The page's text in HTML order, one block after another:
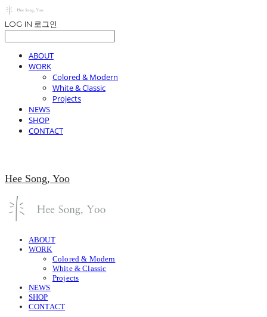
LOG IN 로그인
ABOUT
WORK
Colored & Modern
White & Classic
Projects
NEWS
SHOP
CONTACT
Hee Song, Yoo
ABOUT
WORK
Colored & Modern
White & Classic
Projects
NEWS
SHOP
CONTACT